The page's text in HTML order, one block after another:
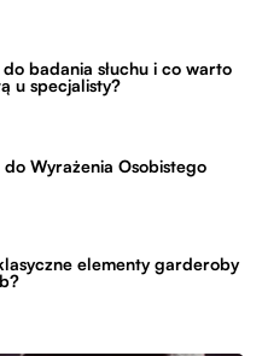
badania słuchu i co warto
u specjalisty?
Wyrażenia Osobistego
elementy garderoby